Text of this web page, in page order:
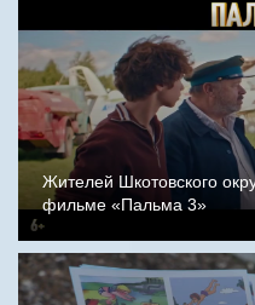
Жителей Шкотовского
фильме «Пальма 3»